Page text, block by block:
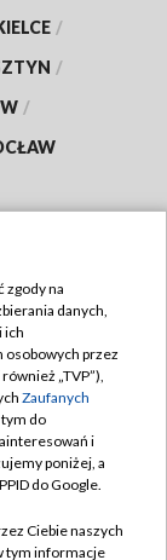
/
/
/
zgody na
danych,
ich
osobowych przez
„TVP”),
Zaufanych
do
i
poniżej, a
do Google.
Ciebie naszych
tym informacje